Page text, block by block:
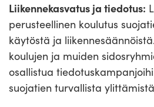
Liikennekasvatus ja tiedotus:
perusteellinen koulutus
käytöstä ja
koulujen ja muiden
osallistua
suojatien turvallista